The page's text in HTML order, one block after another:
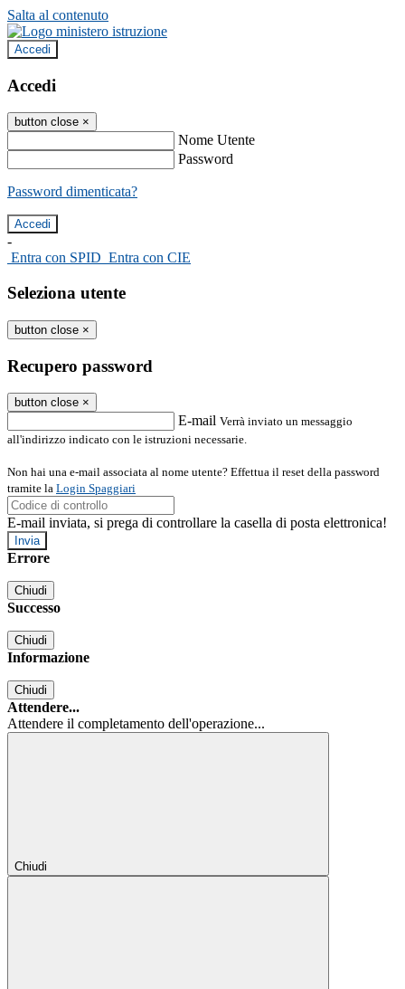
Salta al contenuto
Accedi
Accedi
button close ×
Nome Utente
Password
Password dimenticata?
-
Entra con SPID Entra con CIE
Seleziona utente
button close ×
Recupero password
button close ×
E-mail Verrà inviato un messaggio
all'indirizzo indicato con le istruzioni necessarie.
Non hai una e-mail associata al nome utente? Effettua il reset della password
tramite la Login Spaggiari
E-mail inviata, si prega di controllare la casella di posta elettronica!
Errore
Chiudi
Successo
Chiudi
Informazione
Chiudi
Attendere...
Attendere il completamento dell'operazione...
Chiudi